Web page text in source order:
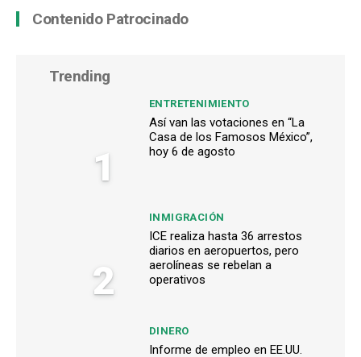
Contenido Patrocinado
Trending
1
ENTRETENIMIENTO
Así van las votaciones en “La
Casa de los Famosos México”,
hoy 6 de agosto
2
INMIGRACIÓN
ICE realiza hasta 36 arrestos
diarios en aeropuertos, pero
aerolíneas se rebelan a
operativos
DINERO
Informe de empleo en EE.UU.